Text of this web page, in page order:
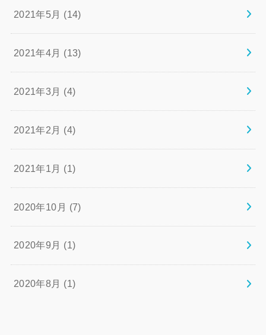
2021年5月 (14)
2021年4月 (13)
2021年3月 (4)
2021年2月 (4)
2021年1月 (1)
2020年10月 (7)
2020年9月 (1)
2020年8月 (1)